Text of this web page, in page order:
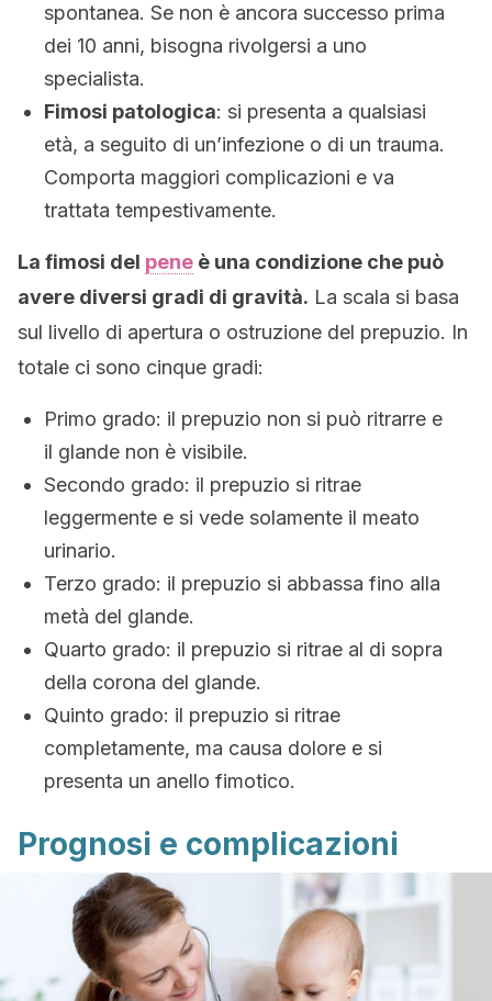
spontanea. Se non è ancora successo prima
dei 10 anni, bisogna rivolgersi a uno
specialista.
Fimosi patologica: si presenta a qualsiasi
età, a seguito di un’infezione o di un trauma.
Comporta maggiori complicazioni e va
trattata tempestivamente.
La fimosi del pene è una condizione che può
avere diversi gradi di gravità. La scala si basa
sul livello di apertura o ostruzione del prepuzio. In
totale ci sono cinque gradi:
Primo grado: il prepuzio non si può ritrarre e
il glande non è visibile.
Secondo grado: il prepuzio si ritrae
leggermente e si vede solamente il meato
urinario.
Terzo grado: il prepuzio si abbassa fino alla
metà del glande.
Quarto grado: il prepuzio si ritrae al di sopra
della corona del glande.
Quinto grado: il prepuzio si ritrae
completamente, ma causa dolore e si
presenta un anello fimotico.
Prognosi e complicazioni